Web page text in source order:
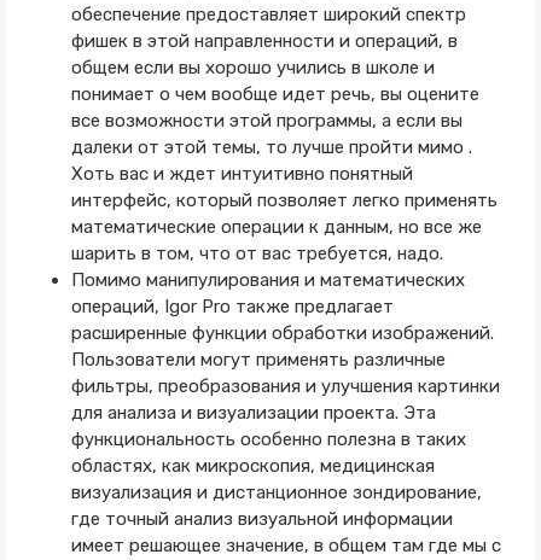
обеспечение предоставляет широкий спектр
фишек в этой направленности и операций, в
общем если вы хорошо учились в школе и
понимает о чем вообще идет речь, вы оцените
все возможности этой программы, а если вы
далеки от этой темы, то лучше пройти мимо .
Хоть вас и ждет интуитивно понятный
интерфейс, который позволяет легко применять
математические операции к данным, но все же
шарить в том, что от вас требуется, надо.
Помимо манипулирования и математических
операций, Igor Pro также предлагает
расширенные функции обработки изображений.
Пользователи могут применять различные
фильтры, преобразования и улучшения картинки
для анализа и визуализации проекта. Эта
функциональность особенно полезна в таких
областях, как микроскопия, медицинская
визуализация и дистанционное зондирование,
где точный анализ визуальной информации
имеет решающее значение, в общем там где мы с